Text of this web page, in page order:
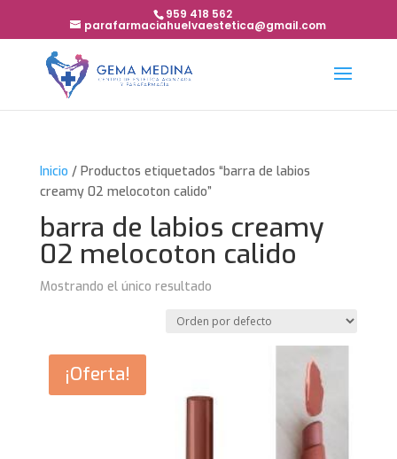
959 418 562
parafarmaciahuelvaestetica@gmail.com
Inicio / Productos etiquetados “barra de labios
creamy 02 melocoton calido”
barra de labios creamy
02 melocoton calido
Mostrando el único resultado
¡Oferta!